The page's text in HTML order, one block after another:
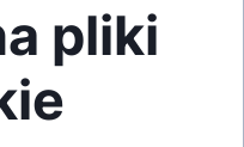
pliki